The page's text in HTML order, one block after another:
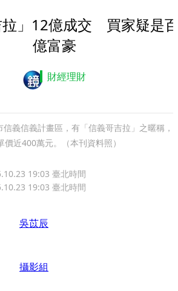
拉」12億成交 買家疑是
億富豪
財經理財
信義信義計畫區，有「信義哥吉拉」之暱稱，
價近400萬元。（本刊資料照）
19:03 臺北時間
19:03 臺北時間
吳苡辰
攝影組